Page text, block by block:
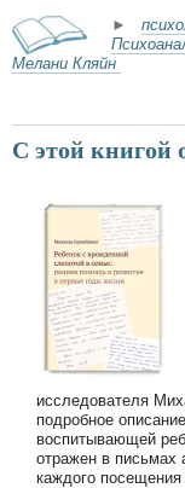
►
Мелани Кляйн
С этой книгой
исследователя
подробное
воспитывающей
отражен в письмах
каждого посещения